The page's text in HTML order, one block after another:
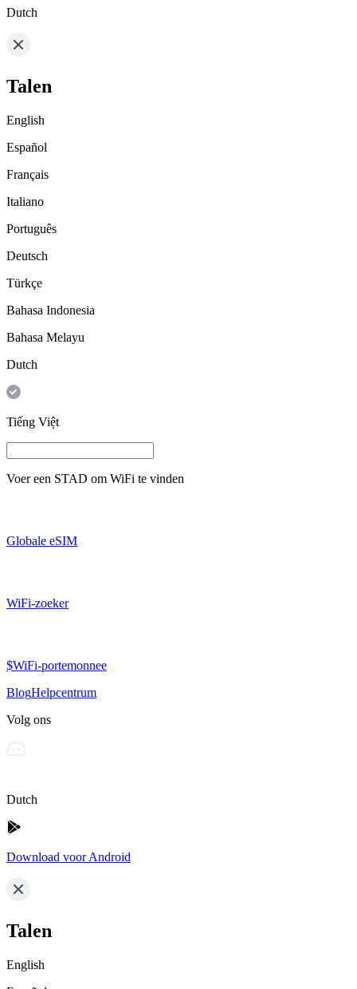
Dutch
Talen
English
Español
Français
Italiano
Português
Deutsch
Türkçe
Bahasa Indonesia
Bahasa Melayu
Dutch
Tiếng Việt
Voer een STAD om WiFi te vinden
Globale eSIM
WiFi-zoeker
$WiFi-portemonnee
BlogHelpcentrum
Volg ons
Dutch
Download voor Android
Talen
English